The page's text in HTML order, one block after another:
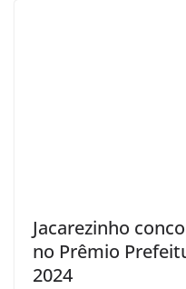
Jacarezinho
no Prêmio
2024